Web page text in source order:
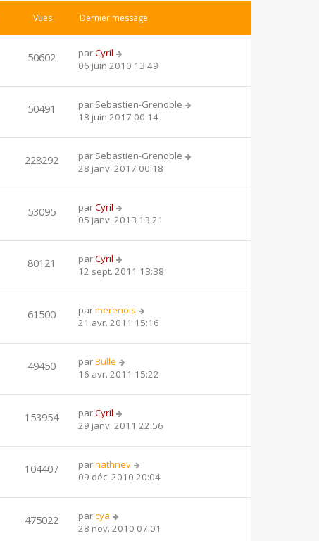
Vues Dernier message
50602 parCyril
06 juin 2010 13:49
50491 par Sebastien-Grenoble
18 juin 2017 00:14
228292 par Sebastien-Grenoble
28 janv. 2017 00:18
53095 parCyril
05 janv. 2013 13:21
80121 parCyril
12 sept. 2011 13:38
61500 parmerenois
21 avr. 2011 15:16
49450 parBulle
16 avr. 2011 15:22
153954 parCyril
29 janv. 2011 22:56
104407 parnathnev
09 déc. 2010 20:04
475022 parcya
28 nov. 2010 07:01